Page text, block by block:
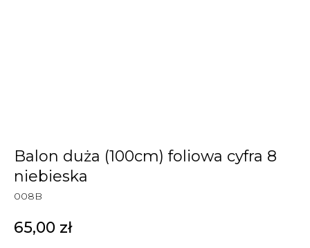
Balon duża (100cm) foliowa cyfra 8
niebieska
008B
65,00 zł